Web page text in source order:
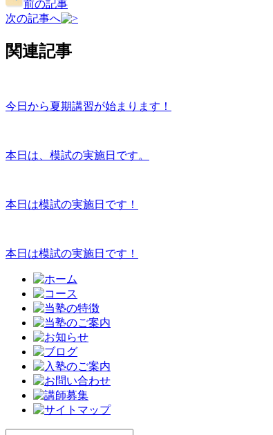
前の記事
次の記事へ
関連記事
今日から夏期講習が始まります！
本日は、模試の実施日です。
本日は模試の実施日です！
本日は模試の実施日です！